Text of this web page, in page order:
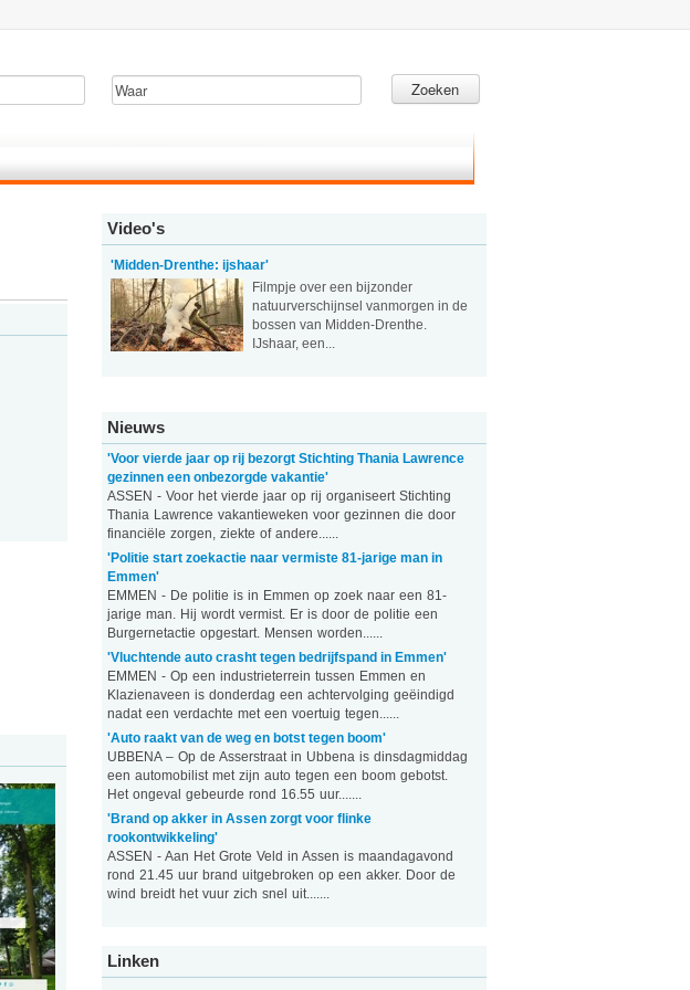
Zoeken
Video's
'Midden-Drenthe: ijshaar'
Filmpje over een bijzonder
natuurverschijnsel vanmorgen in de
bossen van Midden-Drenthe.
IJshaar, een...
Nieuws
'Voor vierde jaar op rij bezorgt Stichting Thania Lawrence
gezinnen een onbezorgde vakantie'
ASSEN - Voor het vierde jaar op rij organiseert Stichting
Thania Lawrence vakantieweken voor gezinnen die door
financiële zorgen, ziekte of andere......
'Politie start zoekactie naar vermiste 81-jarige man in
Emmen'
EMMEN - De politie is in Emmen op zoek naar een 81-
jarige man. Hij wordt vermist. Er is door de politie een
Burgernetactie opgestart. Mensen worden......
'Vluchtende auto crasht tegen bedrijfspand in Emmen'
EMMEN - Op een industrieterrein tussen Emmen en
Klazienaveen is donderdag een achtervolging geëindigd
nadat een verdachte met een voertuig tegen......
'Auto raakt van de weg en botst tegen boom'
UBBENA – Op de Asserstraat in Ubbena is dinsdagmiddag
een automobilist met zijn auto tegen een boom gebotst.
Het ongeval gebeurde rond 16.55 uur.......
'Brand op akker in Assen zorgt voor flinke
rookontwikkeling'
ASSEN - Aan Het Grote Veld in Assen is maandagavond
rond 21.45 uur brand uitgebroken op een akker. Door de
wind breidt het vuur zich snel uit.......
Linken